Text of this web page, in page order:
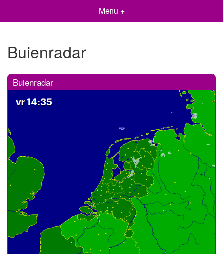
Menu +
Buienradar
Buienradar